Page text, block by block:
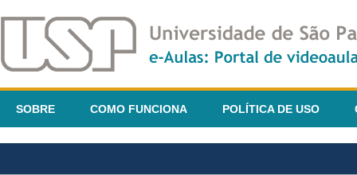
SOBRE COMO FUNCIONA POLÍTICA DE USO